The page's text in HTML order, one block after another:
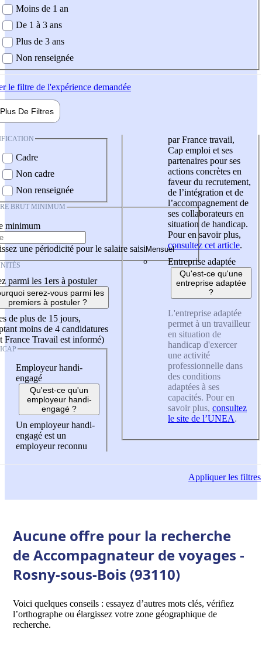
demandée
Moins de 1 an
De 1 à 3 ans
Plus de 3 ans
Non renseignée
le filtre de l'expérience demandée
Plus De Filtres
Cadre
Non cadre
Non renseignée
BRUT MINIMUM
minimum
une périodicité pour le salaire saisi
parmi les 1ers à postuler
serez-vous parmi les
premiers à postuler ?
de plus de 15 jours,
moins de 4 candidatures
France Travail est informé)
Employeur handi-
engagé
Qu'est-ce qu'un
employeur handi-
engagé ?
Un employeur handi-
engagé est un
employeur reconnu
par France travail,
Cap emploi et ses
partenaires pour ses
actions concrètes en
faveur du recrutement,
de l’intégration et de
l’accompagnement de
ses collaborateurs en
situation de handicap.
Pour en savoir plus,
consultez cet article.
Entreprise adaptée
Qu'est-ce qu'une
entreprise adaptée
?
L'entreprise adaptée
permet à un travailleur
en situation de
handicap d'exercer
une activité
professionnelle dans
des conditions
adaptées à ses
capacités. Pour en
savoir plus, consultez
le site de l’UNEA.
Appliquerles filtres
Aucune offre pour la recherche
de Accompagnateur de voyages -
Rosny-sous-Bois (93110)
Voici quelques conseils : essayez d’autres mots clés, vérifiez
l’orthographe ou élargissez votre zone géographique de
recherche.